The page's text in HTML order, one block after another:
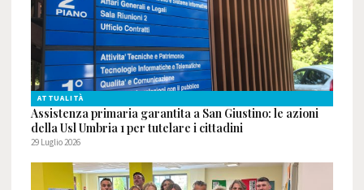
ATTUALITÀ
Assistenza primaria garantita a San Giustino: le azioni
della Usl Umbria 1 per tutelare i cittadini
29 Luglio 2026